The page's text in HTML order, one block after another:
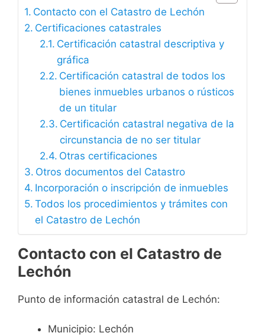
Contacto con el Catastro de Lechón
Certificaciones catastrales
Certificación catastral descriptiva y
gráfica
Certificación catastral de todos los
bienes inmuebles urbanos o rústicos
de un titular
Certificación catastral negativa de la
circunstancia de no ser titular
Otras certificaciones
Otros documentos del Catastro
Incorporación o inscripción de inmuebles
Todos los procedimientos y trámites con
el Catastro de Lechón
Contacto con el Catastro de
Lechón
Punto de información catastral de Lechón:
Municipio: Lechón